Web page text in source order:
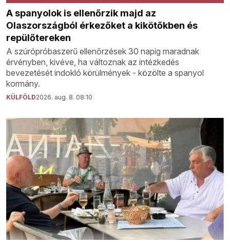
A spanyolok is ellenőrzik majd az
Olaszországból érkezőket a kikötőkben és
repülőtereken
A szúrópróbaszerű ellenőrzések 30 napig maradnak
érvényben, kivéve, ha változnak az intézkedés
bevezetését indokló körülmények - közölte a spanyol
kormány.
KÜLFÖLD2026. aug. 8. 08:10